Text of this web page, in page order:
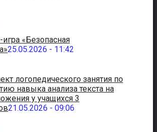
игра «Безопасная
25.05.2026 - 11:42
логопедического занятия по
навыка анализа текста на
у учащихся 3
21.05.2026 - 09:06